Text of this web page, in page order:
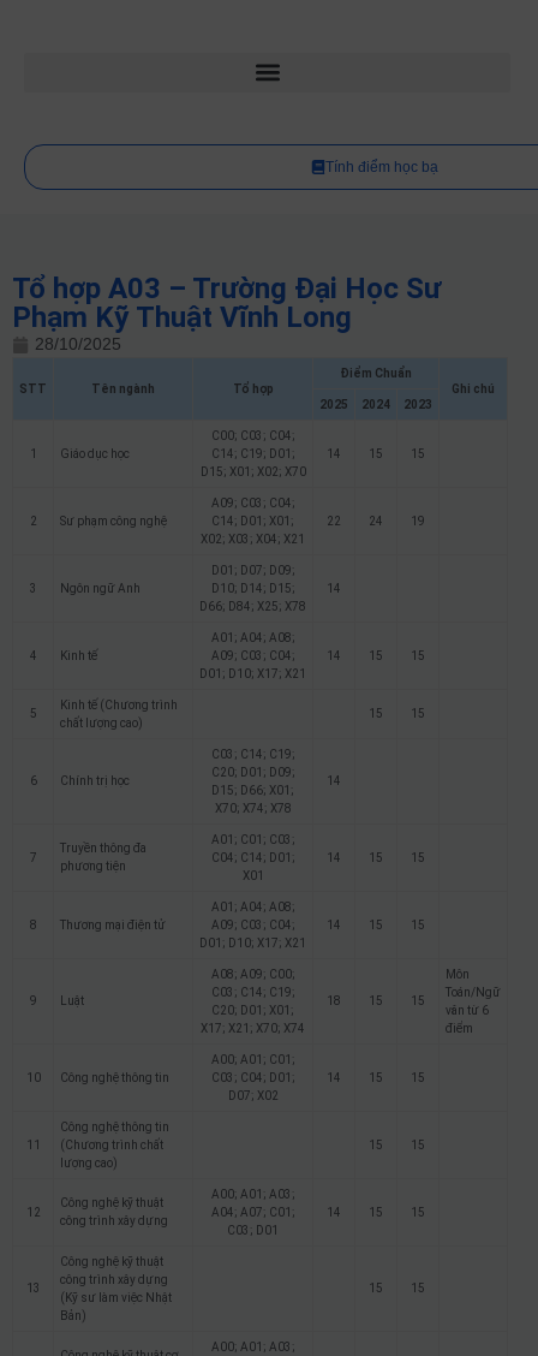
Tính điểm học bạ
Tổ hợp A03 – Trường Đại Học Sư
Phạm Kỹ Thuật Vĩnh Long
28/10/2025
STT Tên ngành Tổ hợp
Điểm Chuẩn
Ghi chú
2025
2024 2023
1 Giáo dục học
C00; C03; C04;
C14; C19; D01;
D15; X01; X02; X70
14 15 15
2 Sư phạm công nghệ
A09; C03; C04;
C14; D01; X01;
X02; X03; X04; X21
22 24 19
3 Ngôn ngữ Anh
D01; D07; D09;
D10; D14; D15;
D66; D84; X25; X78
14
4 Kinh tế
A01; A04; A08;
A09; C03; C04;
D01; D10; X17; X21
14 15 15
5
Kinh tế (Chương trình
chất lượng cao)
15 15
6 Chính trị học
C03; C14; C19;
C20; D01; D09;
D15; D66; X01;
X70; X74; X78
14
7
Truyền thông đa
phương tiện
A01; C01; C03;
C04; C14; D01;
X01
14 15 15
8 Thương mại điện tử
A01; A04; A08;
A09; C03; C04;
D01; D10; X17; X21
14 15 15
9 Luật
A08; A09; C00;
C03; C14; C19;
C20; D01; X01;
X17; X21; X70; X74
18 15 15
Môn
Toán/Ngữ
văn từ 6
điểm
10 Công nghệ thông tin
A00; A01; C01;
C03; C04; D01;
D07; X02
14 15 15
11
Công nghệ thông tin
(Chương trình chất
lượng cao)
15 15
12
Công nghệ kỹ thuật
công trình xây dựng
A00; A01; A03;
A04; A07; C01;
C03; D01
14 15 15
13
Công nghệ kỹ thuật
công trình xây dựng
(Kỹ sư làm việc Nhật
Bản)
15 15
A00; A01; A03;